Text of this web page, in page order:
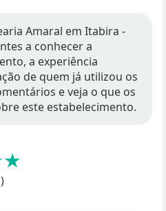
Amaral em Itabira -
a conhecer a
a experiência
de quem já utilizou os
e veja o que os
este estabelecimento.